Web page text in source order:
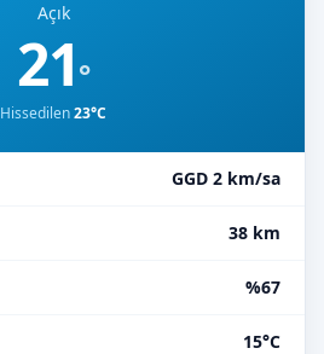
Açık
21°
Hissedilen23°C
GGD 2 km/sa
38 km
%67
15°C